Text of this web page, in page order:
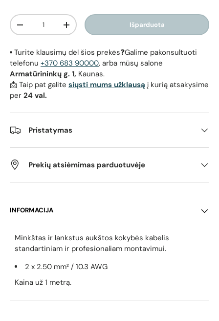
Kiekis
Sumažinti kiekįPadidinti kiekį Išparduota
▪️ Turite klausimų dėl šios prekės❓Galime pakonsultuoti
telefonu +370 683 90000, arba mūsų salone
Armatūrininkų g. 1, Kaunas.
📩 Taip pat galite siųsti mums užklausą į kurią atsakysime
per 24 val.
Pristatymas
Prekių atsiėmimas parduotuvėje
INFORMACIJA
Minkštas ir lankstus aukštos kokybės kabelis
standartiniam ir profesionaliam montavimui.
2 x 2.50 mm² / 10.3 AWG
Kaina už 1 metrą.